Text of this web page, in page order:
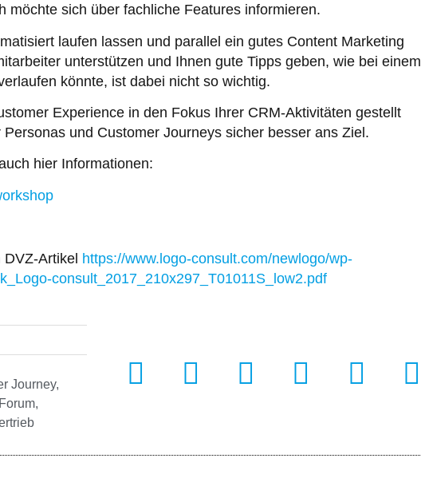
möchte sich über fachliche Features informieren.
laufen lassen und parallel ein gutes Content Marketing
unterstützen und Ihnen gute Tipps geben, wie bei einem
könnte, ist dabei nicht so wichtig.
Experience in den Fokus Ihrer CRM-Aktivitäten gestellt
und Customer Journeys sicher besser ans Ziel.
hier Informationen:
DVZ-Artikel https://www.logo-consult.com/newlogo/wp-
consult_2017_210x297_T01011S_low2.pdf
Journey,
,